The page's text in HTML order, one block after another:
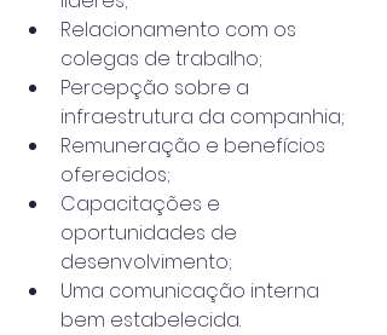
Relacionamento com os
colegas de trabalho;
Percepção sobre a
infraestrutura da companhia;
Remuneração e benefícios
oferecidos;
Capacitações e
oportunidades de
desenvolvimento;
Uma comunicação interna
bem estabelecida.